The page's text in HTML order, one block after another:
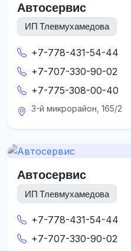
Автосервис
ИП Тлевмухамедова
+7-778-431-54-44
+7-707-330-90-02
+7-775-308-00-40
3-й микрорайон, 165/2
Автосервис
ИП Тлевмухамедова
+7-778-431-54-44
+7-707-330-90-02